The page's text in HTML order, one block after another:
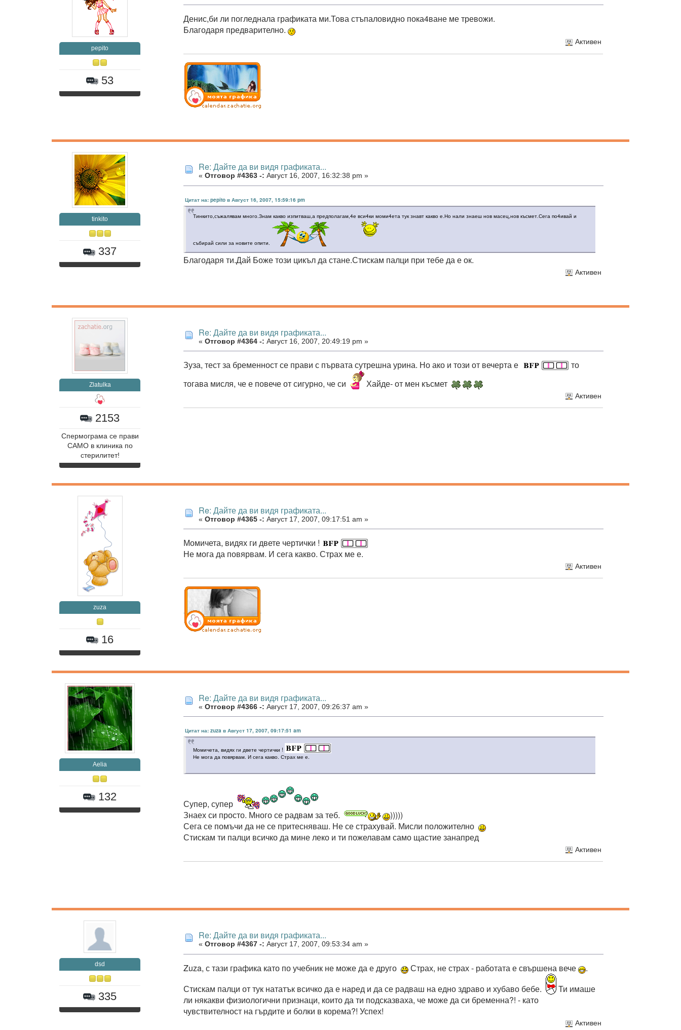
pepito
53
Денис,би ли погледнала графиката ми.Това стъпаловидно пока4ване ме тревожи.
Благодаря предварително.
Активен
tinkito
337
Re: Дайте да ви видя графиката...
« Отговор #4363 -: Август 16, 2007, 16:32:38 pm »
Цитат на: pepito в Август 16, 2007, 15:59:16 pm
Тинкито,съжалявам много.Знам какво изпитваш,а предполагам,4е вси4ки моми4ета тук знавт какво е.Но нали знаеш нов масец,нов късмет.Сега по4ивай и
събирай сили за новите опити.
Благодаря ти.Дай Боже този цикъл да стане.Стискам палци при тебе да е ок.
Активен
Zlatulka
2153
Спермограма се прави
САМО в клиника по
стерилитет!
Re: Дайте да ви видя графиката...
« Отговор #4364 -: Август 16, 2007, 20:49:19 pm »
Зуза, тест за бременност се прави с първата сутрешна урина. Но ако и този от вечерта е
то
тогава мисля, че е повече от сигурно, че си
Хайде- от мен късмет
Активен
zuza
16
Re: Дайте да ви видя графиката...
« Отговор #4365 -: Август 17, 2007, 09:17:51 am »
Момичета, видях ги двете чертички !
Не мога да повярвам. И сега какво. Страх ме е.
Активен
Aelia
132
Re: Дайте да ви видя графиката...
« Отговор #4366 -: Август 17, 2007, 09:26:37 am »
Цитат на: zuza в Август 17, 2007, 09:17:51 am
Момичета, видях ги двете чертички !
Не мога да повярвам. И сега какво. Страх ме е.
Супер, супер
Знаех си просто. Много се радвам за теб.
)))))
Сега се помъчи да не се притесняваш. Не се страхувай. Мисли положително
Стискам ти палци всичко да мине леко и ти пожелавам само щастие занапред
Активен
dsd
335
Re: Дайте да ви видя графиката...
« Отговор #4367 -: Август 17, 2007, 09:53:34 am »
Zuza, с тази графика като по учебник не може да е друго Страх, не страх - работата е свършена вече
.
Стискам палци от тук нататък всичко да е наред и да се радваш на едно здраво и хубаво бебе.
Ти имаше
ли някакви физиологични признаци, които да ти подсказваха, че може да си бременна?! - като
чувствителност на гърдите и болки в корема?! Успех!
Активен